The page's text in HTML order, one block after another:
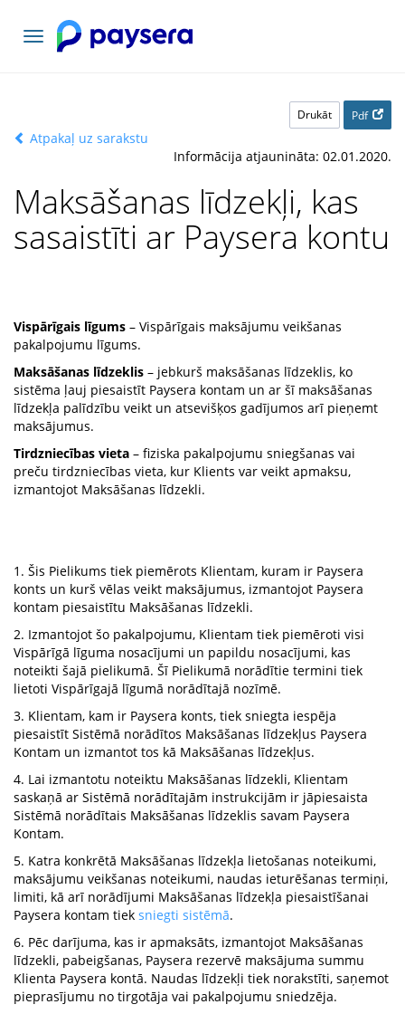
Pārslēgt
navigāciju
Drukāt Pdf
Atpakaļ uz sarakstu
Informācija atjaunināta: 02.01.2020.
Maksāšanas līdzekļi, kas
sasaistīti ar Paysera kontu
Vispārīgais līgums – Vispārīgais maksājumu veikšanas
pakalpojumu līgums.
Maksāšanas līdzeklis – jebkurš maksāšanas līdzeklis, ko
sistēma ļauj piesaistīt Paysera kontam un ar šī maksāšanas
līdzekļa palīdzību veikt un atsevišķos gadījumos arī pieņemt
maksājumus.
Tirdzniecības vieta – fiziska pakalpojumu sniegšanas vai
preču tirdzniecības vieta, kur Klients var veikt apmaksu,
izmantojot Maksāšanas līdzekli.
1. Šis Pielikums tiek piemērots Klientam, kuram ir Paysera
konts un kurš vēlas veikt maksājumus, izmantojot Paysera
kontam piesaistītu Maksāšanas līdzekli.
2. Izmantojot šo pakalpojumu, Klientam tiek piemēroti visi
Vispārīgā līguma nosacījumi un papildu nosacījumi, kas
noteikti šajā pielikumā. Šī Pielikumā norādītie termini tiek
lietoti Vispārīgajā līgumā norādītajā nozīmē.
3. Klientam, kam ir Paysera konts, tiek sniegta iespēja
piesaistīt Sistēmā norādītos Maksāšanas līdzekļus Paysera
Kontam un izmantot tos kā Maksāšanas līdzekļus.
4. Lai izmantotu noteiktu Maksāšanas līdzekli, Klientam
saskaņā ar Sistēmā norādītajām instrukcijām ir jāpiesaista
Sistēmā norādītais Maksāšanas līdzeklis savam Paysera
Kontam.
5. Katra konkrētā Maksāšanas līdzekļa lietošanas noteikumi,
maksājumu veikšanas noteikumi, naudas ieturēšanas termiņi,
limiti, kā arī norādījumi Maksāšanas līdzekļa piesaistīšanai
Paysera kontam tiek sniegti sistēmā.
6. Pēc darījuma, kas ir apmaksāts, izmantojot Maksāšanas
līdzekli, pabeigšanas, Paysera rezervē maksājuma summu
Klienta Paysera kontā. Naudas līdzekļi tiek norakstīti, saņemot
pieprasījumu no tirgotāja vai pakalpojumu sniedzēja.